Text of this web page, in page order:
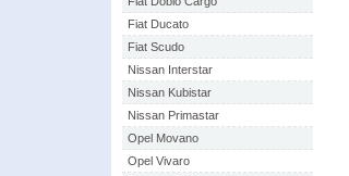
Fiat Ducato
Fiat Scudo
Nissan Interstar
Nissan Kubistar
Nissan Primastar
Opel Movano
Opel Vivaro